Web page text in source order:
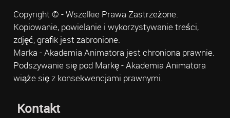
Copyright © - Wszelkie Prawa Zastrzeżone.
Kopiowanie, powielanie i wykorzystywanie treści,
zdjęć, grafik jest zabronione.
Marka - Akademia Animatora jest chroniona prawnie.
Podszywanie się pod Markę - Akademia Animatora
wiąże się z konsekwencjami prawnymi.
Kontakt